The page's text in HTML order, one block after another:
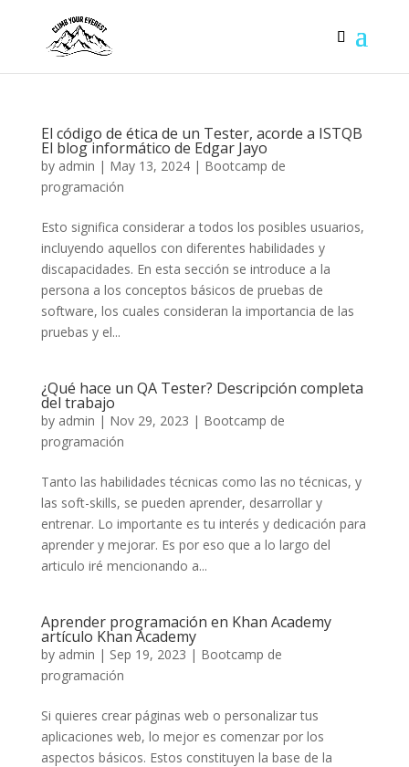
El código de ética de un Tester, acorde a ISTQB
El blog informático de Edgar Jayo
by admin | May 13, 2024| Bootcamp de
programación
Esto significa considerar a todos los posibles usuarios,
incluyendo aquellos con diferentes habilidades y
discapacidades. En esta sección se introduce a la
persona a los conceptos básicos de pruebas de
software, los cuales consideran la importancia de las
pruebas y el...
¿Qué hace un QA Tester? Descripción completa
del trabajo
by admin | Nov 29, 2023 | Bootcamp de
programación
Tanto las habilidades técnicas como las no técnicas, y
las soft-skills, se pueden aprender, desarrollar y
entrenar. Lo importante es tu interés y dedicación para
aprender y mejorar. Es por eso que a lo largo del
articulo iré mencionando a...
Aprender programación en Khan Academy
artículo Khan Academy
by admin | Sep 19, 2023 | Bootcamp de
programación
Si quieres crear páginas web o personalizar tus
aplicaciones web, lo mejor es comenzar por los
aspectos básicos. Estos constituyen la base de la